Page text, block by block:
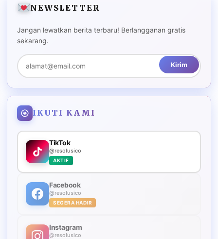
NEWSLETTER
Jangan lewatkan berita terbaru! Berlangganan gratis
sekarang.
Kirim
IKUTI KAMI
TikTok
@resolusico
AKTIF
Facebook
@resolusico
SEGERA HADIR
Instagram
@resolusico